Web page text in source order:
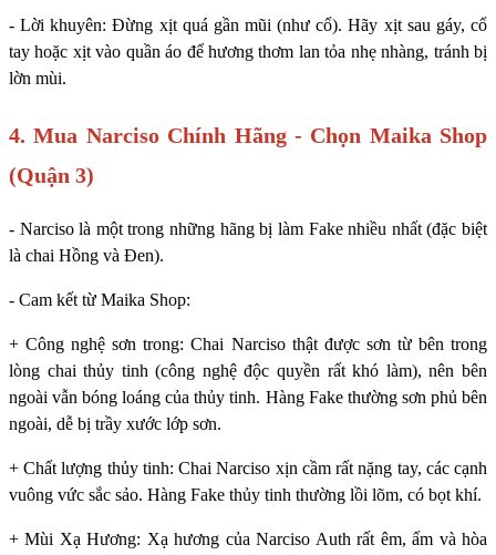
- Lời khuyên: Đừng xịt quá gần mũi (như cổ). Hãy xịt sau gáy, cổ
tay hoặc xịt vào quần áo để hương thơm lan tỏa nhẹ nhàng, tránh bị
lờn mùi.
4. Mua Narciso Chính Hãng - Chọn Maika Shop
(Quận 3)
- Narciso là một trong những hãng bị làm Fake nhiều nhất (đặc biệt
là chai Hồng và Đen).
- Cam kết từ Maika Shop:
+ Công nghệ sơn trong: Chai Narciso thật được sơn từ bên trong
lòng chai thủy tinh (công nghệ độc quyền rất khó làm), nên bên
ngoài vẫn bóng loáng của thủy tinh. Hàng Fake thường sơn phủ bên
ngoài, dễ bị trầy xước lớp sơn.
+ Chất lượng thủy tinh: Chai Narciso xịn cầm rất nặng tay, các cạnh
vuông vức sắc sảo. Hàng Fake thủy tinh thường lồi lõm, có bọt khí.
+ Mùi Xạ Hương: Xạ hương của Narciso Auth rất êm, ấm và hòa